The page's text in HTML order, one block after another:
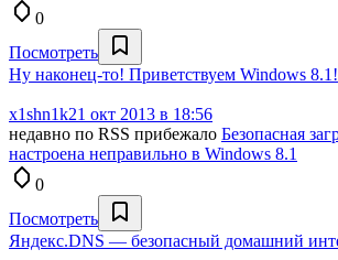
0
Посмотреть
Ну наконец-то! Приветствуем Windows 8.1!
x1shn1k21 окт 2013 в 18:56
недавно по RSS прибежало Безопасная
настроена неправильно в Windows 8.1
0
Посмотреть
Яндекс.DNS — безопасный домашний